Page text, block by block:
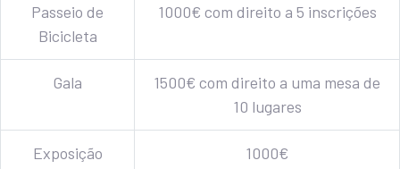
Passeio de
Bicicleta
1000€ com direito a 5 inscrições
Gala
1500€ com direito a uma mesa de
10 lugares
Exposição 1000€